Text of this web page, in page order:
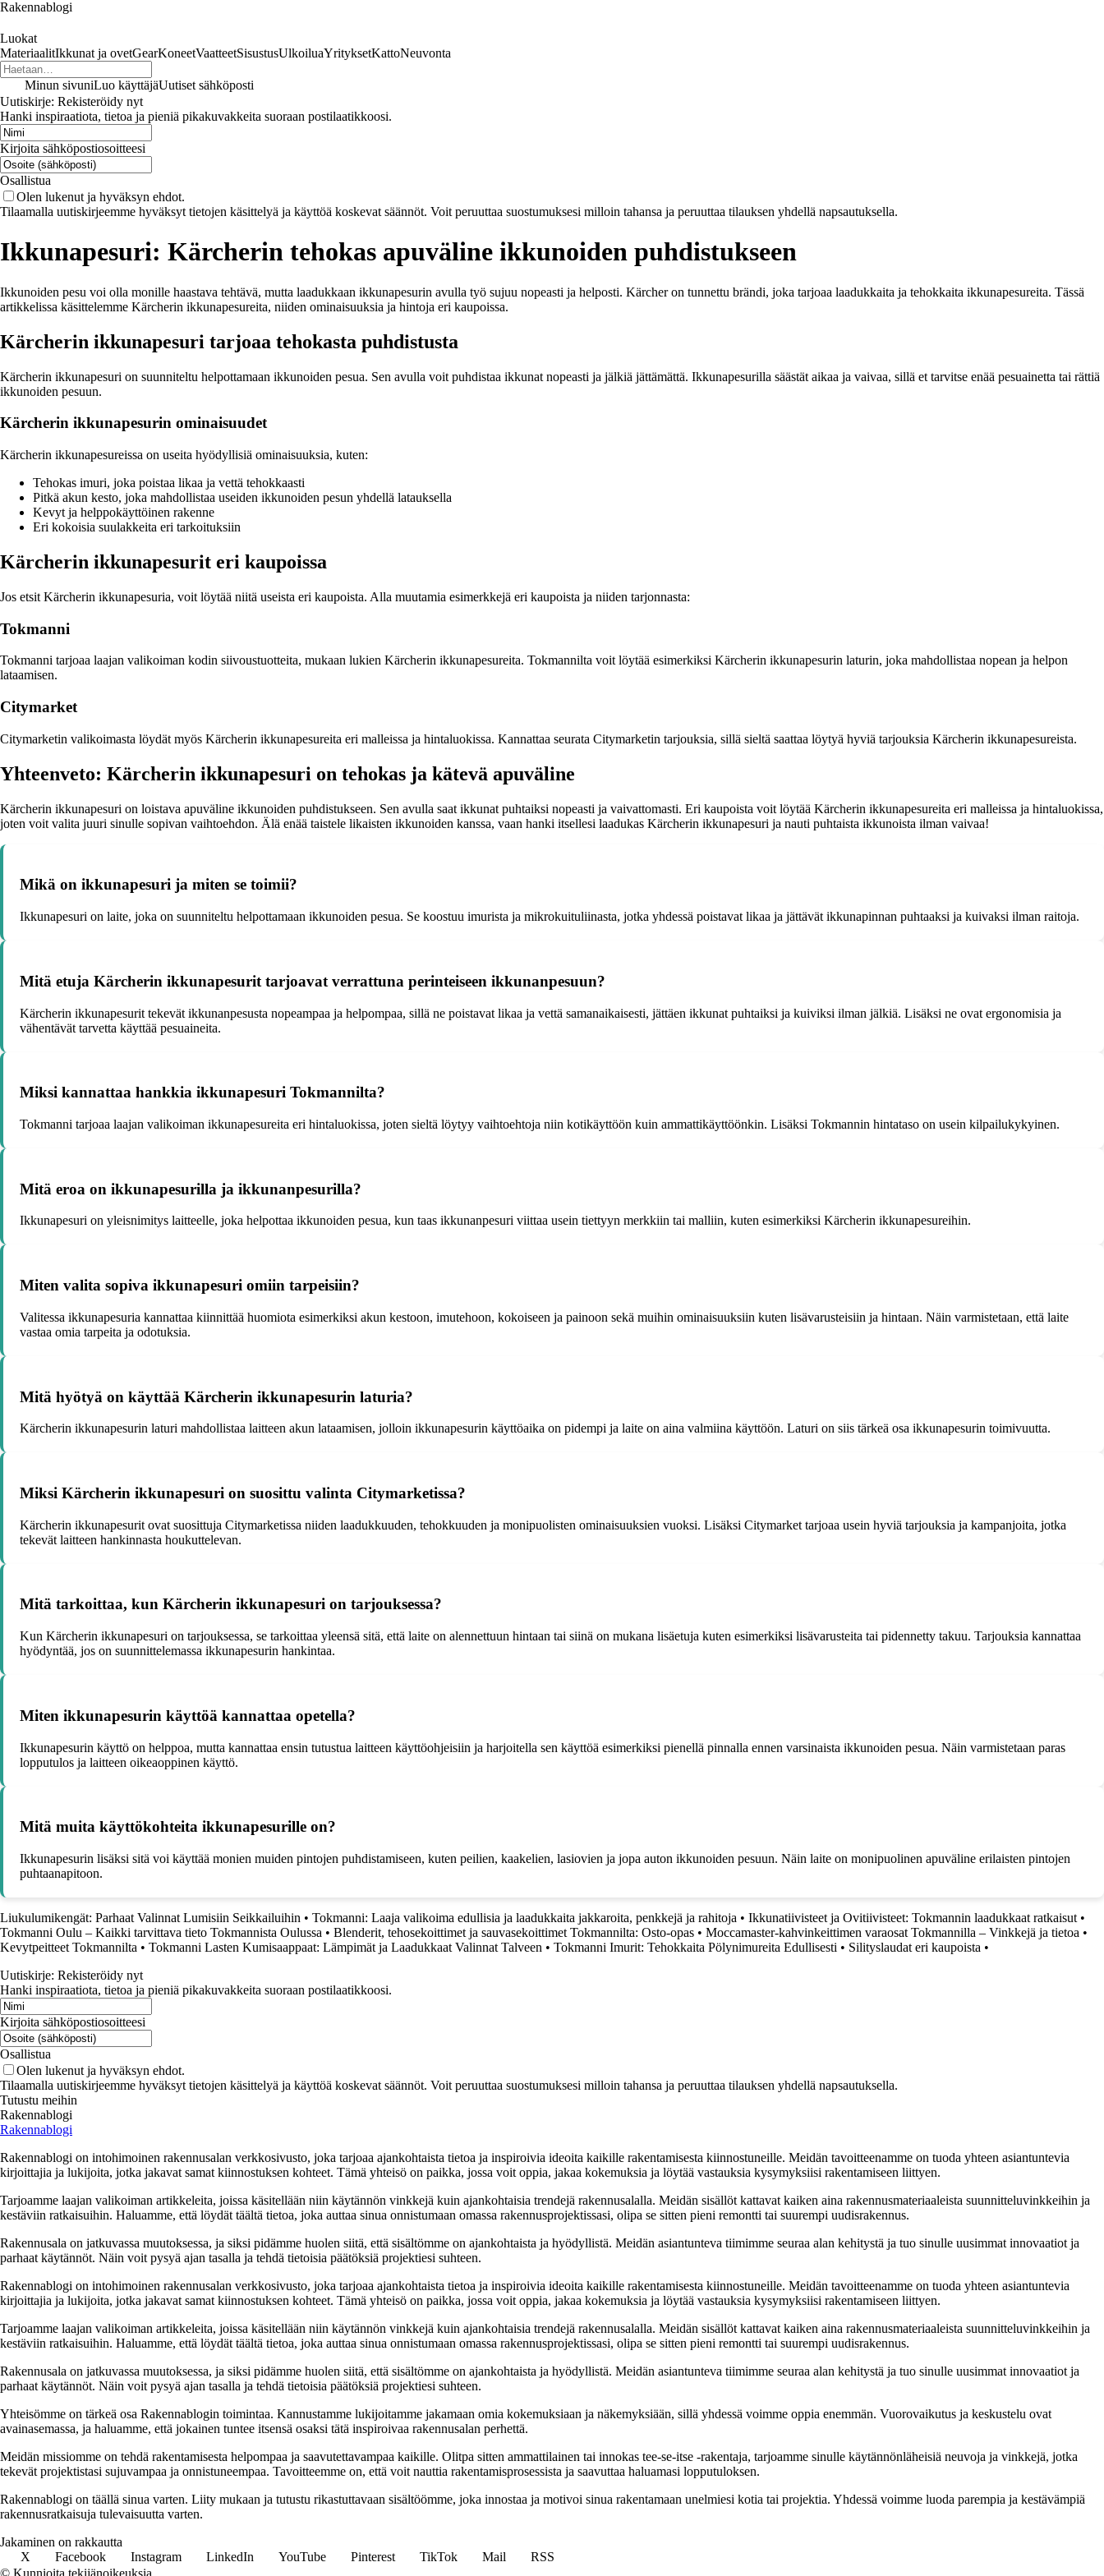
Rakennablogi
Luokat
MateriaalitIkkunat ja ovetGearKoneetVaatteetSisustusUlkoiluaYrityksetKattoNeuvonta
Minun sivuniLuo käyttäjäUutiset sähköposti
Uutiskirje: Rekisteröidy nyt
Hanki inspiraatiota, tietoa ja pieniä pikakuvakkeita suoraan postilaatikkoosi.
Kirjoita sähköpostiosoitteesi
Osallistua
Olen lukenut ja hyväksyn ehdot.
Tilaamalla uutiskirjeemme hyväksyt tietojen käsittelyä ja käyttöä koskevat säännöt. Voit peruuttaa suostumuksesi milloin tahansa ja peruuttaa tilauksen yhdellä napsautuksella.
Ikkunapesuri: Kärcherin tehokas apuväline ikkunoiden puhdistukseen
Ikkunoiden pesu voi olla monille haastava tehtävä, mutta laadukkaan ikkunapesurin avulla työ sujuu nopeasti ja helposti. Kärcher on tunnettu brändi, joka tarjoaa laadukkaita ja tehokkaita ikkunapesureita. Tässä
artikkelissa käsittelemme Kärcherin ikkunapesureita, niiden ominaisuuksia ja hintoja eri kaupoissa.
Kärcherin ikkunapesuri tarjoaa tehokasta puhdistusta
Kärcherin ikkunapesuri on suunniteltu helpottamaan ikkunoiden pesua. Sen avulla voit puhdistaa ikkunat nopeasti ja jälkiä jättämättä. Ikkunapesurilla säästät aikaa ja vaivaa, sillä et tarvitse enää pesuainetta tai rättiä
ikkunoiden pesuun.
Kärcherin ikkunapesurin ominaisuudet
Kärcherin ikkunapesureissa on useita hyödyllisiä ominaisuuksia, kuten:
Tehokas imuri, joka poistaa likaa ja vettä tehokkaasti
Pitkä akun kesto, joka mahdollistaa useiden ikkunoiden pesun yhdellä latauksella
Kevyt ja helppokäyttöinen rakenne
Eri kokoisia suulakkeita eri tarkoituksiin
Kärcherin ikkunapesurit eri kaupoissa
Jos etsit Kärcherin ikkunapesuria, voit löytää niitä useista eri kaupoista. Alla muutamia esimerkkejä eri kaupoista ja niiden tarjonnasta:
Tokmanni
Tokmanni tarjoaa laajan valikoiman kodin siivoustuotteita, mukaan lukien Kärcherin ikkunapesureita. Tokmannilta voit löytää esimerkiksi Kärcherin ikkunapesurin laturin, joka mahdollistaa nopean ja helpon
lataamisen.
Citymarket
Citymarketin valikoimasta löydät myös Kärcherin ikkunapesureita eri malleissa ja hintaluokissa. Kannattaa seurata Citymarketin tarjouksia, sillä sieltä saattaa löytyä hyviä tarjouksia Kärcherin ikkunapesureista.
Yhteenveto: Kärcherin ikkunapesuri on tehokas ja kätevä apuväline
Kärcherin ikkunapesuri on loistava apuväline ikkunoiden puhdistukseen. Sen avulla saat ikkunat puhtaiksi nopeasti ja vaivattomasti. Eri kaupoista voit löytää Kärcherin ikkunapesureita eri malleissa ja hintaluokissa,
joten voit valita juuri sinulle sopivan vaihtoehdon. Älä enää taistele likaisten ikkunoiden kanssa, vaan hanki itsellesi laadukas Kärcherin ikkunapesuri ja nauti puhtaista ikkunoista ilman vaivaa!
Mikä on ikkunapesuri ja miten se toimii?
Ikkunapesuri on laite, joka on suunniteltu helpottamaan ikkunoiden pesua. Se koostuu imurista ja mikrokuituliinasta, jotka yhdessä poistavat likaa ja jättävät ikkunapinnan puhtaaksi ja kuivaksi ilman raitoja.
Mitä etuja Kärcherin ikkunapesurit tarjoavat verrattuna perinteiseen ikkunanpesuun?
Kärcherin ikkunapesurit tekevät ikkunanpesusta nopeampaa ja helpompaa, sillä ne poistavat likaa ja vettä samanaikaisesti, jättäen ikkunat puhtaiksi ja kuiviksi ilman jälkiä. Lisäksi ne ovat ergonomisia ja
vähentävät tarvetta käyttää pesuaineita.
Miksi kannattaa hankkia ikkunapesuri Tokmannilta?
Tokmanni tarjoaa laajan valikoiman ikkunapesureita eri hintaluokissa, joten sieltä löytyy vaihtoehtoja niin kotikäyttöön kuin ammattikäyttöönkin. Lisäksi Tokmannin hintataso on usein kilpailukykyinen.
Mitä eroa on ikkunapesurilla ja ikkunanpesurilla?
Ikkunapesuri on yleisnimitys laitteelle, joka helpottaa ikkunoiden pesua, kun taas ikkunanpesuri viittaa usein tiettyyn merkkiin tai malliin, kuten esimerkiksi Kärcherin ikkunapesureihin.
Miten valita sopiva ikkunapesuri omiin tarpeisiin?
Valitessa ikkunapesuria kannattaa kiinnittää huomiota esimerkiksi akun kestoon, imutehoon, kokoiseen ja painoon sekä muihin ominaisuuksiin kuten lisävarusteisiin ja hintaan. Näin varmistetaan, että laite
vastaa omia tarpeita ja odotuksia.
Mitä hyötyä on käyttää Kärcherin ikkunapesurin laturia?
Kärcherin ikkunapesurin laturi mahdollistaa laitteen akun lataamisen, jolloin ikkunapesurin käyttöaika on pidempi ja laite on aina valmiina käyttöön. Laturi on siis tärkeä osa ikkunapesurin toimivuutta.
Miksi Kärcherin ikkunapesuri on suosittu valinta Citymarketissa?
Kärcherin ikkunapesurit ovat suosittuja Citymarketissa niiden laadukkuuden, tehokkuuden ja monipuolisten ominaisuuksien vuoksi. Lisäksi Citymarket tarjoaa usein hyviä tarjouksia ja kampanjoita, jotka
tekevät laitteen hankinnasta houkuttelevan.
Mitä tarkoittaa, kun Kärcherin ikkunapesuri on tarjouksessa?
Kun Kärcherin ikkunapesuri on tarjouksessa, se tarkoittaa yleensä sitä, että laite on alennettuun hintaan tai siinä on mukana lisäetuja kuten esimerkiksi lisävarusteita tai pidennetty takuu. Tarjouksia kannattaa
hyödyntää, jos on suunnittelemassa ikkunapesurin hankintaa.
Miten ikkunapesurin käyttöä kannattaa opetella?
Ikkunapesurin käyttö on helppoa, mutta kannattaa ensin tutustua laitteen käyttöohjeisiin ja harjoitella sen käyttöä esimerkiksi pienellä pinnalla ennen varsinaista ikkunoiden pesua. Näin varmistetaan paras
lopputulos ja laitteen oikeaoppinen käyttö.
Mitä muita käyttökohteita ikkunapesurille on?
Ikkunapesurin lisäksi sitä voi käyttää monien muiden pintojen puhdistamiseen, kuten peilien, kaakelien, lasiovien ja jopa auton ikkunoiden pesuun. Näin laite on monipuolinen apuväline erilaisten pintojen
puhtaanapitoon.
Liukulumikengät: Parhaat Valinnat Lumisiin Seikkailuihin • Tokmanni: Laaja valikoima edullisia ja laadukkaita jakkaroita, penkkejä ja rahitoja • Ikkunatiivisteet ja Ovitiivisteet: Tokmannin laadukkaat ratkaisut •
Tokmanni Oulu – Kaikki tarvittava tieto Tokmannista Oulussa • Blenderit, tehosekoittimet ja sauvasekoittimet Tokmannilta: Osto-opas • Moccamaster-kahvinkeittimen varaosat Tokmannilla – Vinkkejä ja tietoa •
Kevytpeitteet Tokmannilta • Tokmanni Lasten Kumisaappaat: Lämpimät ja Laadukkaat Valinnat Talveen • Tokmanni Imurit: Tehokkaita Pölynimureita Edullisesti • Silityslaudat eri kaupoista •
Uutiskirje: Rekisteröidy nyt
Hanki inspiraatiota, tietoa ja pieniä pikakuvakkeita suoraan postilaatikkoosi.
Kirjoita sähköpostiosoitteesi
Osallistua
Olen lukenut ja hyväksyn ehdot.
Tilaamalla uutiskirjeemme hyväksyt tietojen käsittelyä ja käyttöä koskevat säännöt. Voit peruuttaa suostumuksesi milloin tahansa ja peruuttaa tilauksen yhdellä napsautuksella.
Tutustu meihin
Rakennablogi
Rakennablogi
Rakennablogi on intohimoinen rakennusalan verkkosivusto, joka tarjoaa ajankohtaista tietoa ja inspiroivia ideoita kaikille rakentamisesta kiinnostuneille. Meidän tavoitteenamme on tuoda yhteen asiantuntevia
kirjoittajia ja lukijoita, jotka jakavat samat kiinnostuksen kohteet. Tämä yhteisö on paikka, jossa voit oppia, jakaa kokemuksia ja löytää vastauksia kysymyksiisi rakentamiseen liittyen.
Tarjoamme laajan valikoiman artikkeleita, joissa käsitellään niin käytännön vinkkejä kuin ajankohtaisia trendejä rakennusalalla. Meidän sisällöt kattavat kaiken aina rakennusmateriaaleista suunnitteluvinkkeihin ja
kestäviin ratkaisuihin. Haluamme, että löydät täältä tietoa, joka auttaa sinua onnistumaan omassa rakennusprojektissasi, olipa se sitten pieni remontti tai suurempi uudisrakennus.
Rakennusala on jatkuvassa muutoksessa, ja siksi pidämme huolen siitä, että sisältömme on ajankohtaista ja hyödyllistä. Meidän asiantunteva tiimimme seuraa alan kehitystä ja tuo sinulle uusimmat innovaatiot ja
parhaat käytännöt. Näin voit pysyä ajan tasalla ja tehdä tietoisia päätöksiä projektiesi suhteen.
Rakennablogi on intohimoinen rakennusalan verkkosivusto, joka tarjoaa ajankohtaista tietoa ja inspiroivia ideoita kaikille rakentamisesta kiinnostuneille. Meidän tavoitteenamme on tuoda yhteen asiantuntevia
kirjoittajia ja lukijoita, jotka jakavat samat kiinnostuksen kohteet. Tämä yhteisö on paikka, jossa voit oppia, jakaa kokemuksia ja löytää vastauksia kysymyksiisi rakentamiseen liittyen.
Tarjoamme laajan valikoiman artikkeleita, joissa käsitellään niin käytännön vinkkejä kuin ajankohtaisia trendejä rakennusalalla. Meidän sisällöt kattavat kaiken aina rakennusmateriaaleista suunnitteluvinkkeihin ja
kestäviin ratkaisuihin. Haluamme, että löydät täältä tietoa, joka auttaa sinua onnistumaan omassa rakennusprojektissasi, olipa se sitten pieni remontti tai suurempi uudisrakennus.
Rakennusala on jatkuvassa muutoksessa, ja siksi pidämme huolen siitä, että sisältömme on ajankohtaista ja hyödyllistä. Meidän asiantunteva tiimimme seuraa alan kehitystä ja tuo sinulle uusimmat innovaatiot ja
parhaat käytännöt. Näin voit pysyä ajan tasalla ja tehdä tietoisia päätöksiä projektiesi suhteen.
Yhteisömme on tärkeä osa Rakennablogin toimintaa. Kannustamme lukijoitamme jakamaan omia kokemuksiaan ja näkemyksiään, sillä yhdessä voimme oppia enemmän. Vuorovaikutus ja keskustelu ovat
avainasemassa, ja haluamme, että jokainen tuntee itsensä osaksi tätä inspiroivaa rakennusalan perhettä.
Meidän missiomme on tehdä rakentamisesta helpompaa ja saavutettavampaa kaikille. Olitpa sitten ammattilainen tai innokas tee-se-itse -rakentaja, tarjoamme sinulle käytännönläheisiä neuvoja ja vinkkejä, jotka
tekevät projektistasi sujuvampaa ja onnistuneempaa. Tavoitteemme on, että voit nauttia rakentamisprosessista ja saavuttaa haluamasi lopputuloksen.
Rakennablogi on täällä sinua varten. Liity mukaan ja tutustu rikastuttavaan sisältöömme, joka innostaa ja motivoi sinua rakentamaan unelmiesi kotia tai projektia. Yhdessä voimme luoda parempia ja kestävämpiä
rakennusratkaisuja tulevaisuutta varten.
Jakaminen on rakkautta
X
Facebook Instagram LinkedIn YouTube Pinterest TikTok Mail
RSS
© Kunnioita tekijänoikeuksia.